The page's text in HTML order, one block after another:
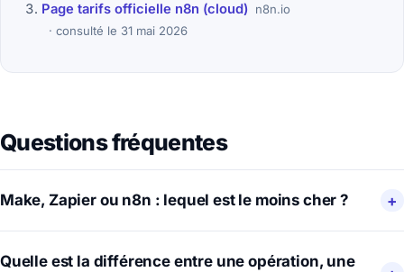
Page tarifs officielle n8n (cloud) n8n.io
consulté le 31 mai 2026
Questions fréquentes
Make, Zapier ou n8n : lequel est le moins cher ?
Quelle est la différence entre une opération, une